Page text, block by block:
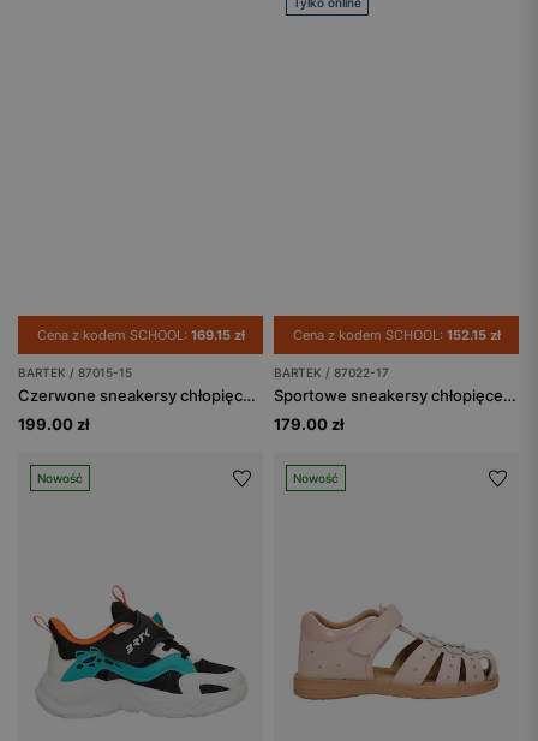
Cena z kodem SCHOOL: 169.15 zł
BARTEK / 87015-15
Czerwone sneakersy chłopięce z zapięciem na pokrętło BARTEK 87015-15
199.00 zł
Cena z kodem SCHOOL: 152.15 zł
BARTEK / 87022-17
Sportowe sneakersy chłopięce z siateczkową cholewką i futurystycznymi detalami BARTEK 87022-17
179.00 zł
Nowość Nowość